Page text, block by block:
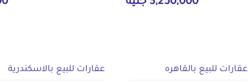
عقارات للبيع بالقاهره عقارات للبيع بالاسكندرية